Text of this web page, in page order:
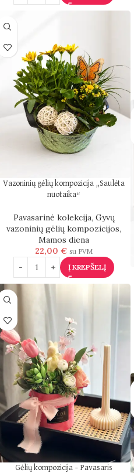
Vazoninių gėlių kompozicija „Saulėta
nuotaika“
Pavasarinė kolekcija, Gyvų
vazoninių gėlių kompozicijos,
Mamos diena
22,00 € su PVM
Į KREPŠELĮ
Gėlių kompozicija – Pavasaris